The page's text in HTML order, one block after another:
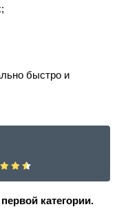
быстро и
категории.